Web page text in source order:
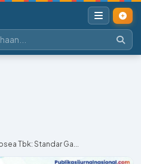
Tbk: Standar Ga...